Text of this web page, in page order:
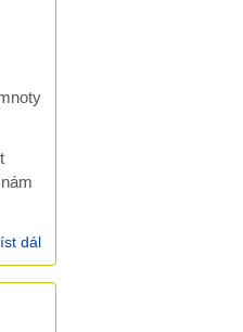
dálŽidům 13,20-21a (14.4.2002)